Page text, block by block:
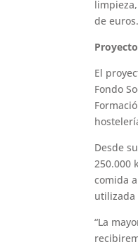
de euros.
El
Fondo
Desde
250.000
comida
utilizada
“La